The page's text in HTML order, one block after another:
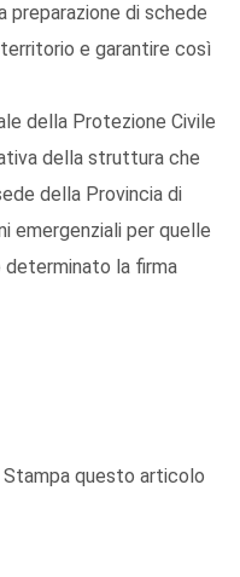
preparazione di schede
e garantire così
della Protezione Civile
della struttura che
della Provincia di
emergenziali per quelle
determinato la firma
Stampa questo articolo